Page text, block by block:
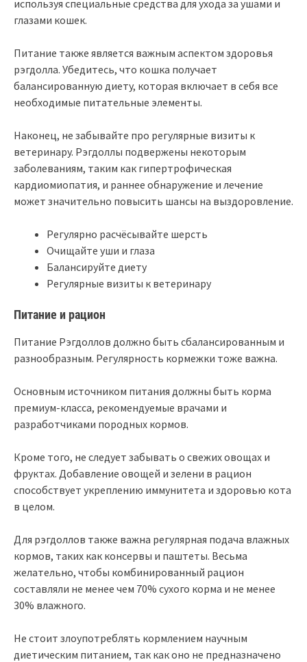
используя специальные средства для ухода за ушами и
глазами кошек.
Питание также является важным аспектом здоровья
рэгдолла. Убедитесь, что кошка получает
балансированную диету, которая включает в себя все
необходимые питательные элементы.
Наконец, не забывайте про регулярные визиты к
ветеринару. Рэгдоллы подвержены некоторым
заболеваниям, таким как гипертрофическая
кардиомиопатия, и раннее обнаружение и лечение
может значительно повысить шансы на выздоровление.
Регулярно расчёсывайте шерсть
Очищайте уши и глаза
Балансируйте диету
Регулярные визиты к ветеринару
Питание и рацион
Питание Рэгдоллов должно быть сбалансированным и
разнообразным. Регулярность кормежки тоже важна.
Основным источником питания должны быть корма
премиум-класса, рекомендуемые врачами и
разработчиками породных кормов.
Кроме того, не следует забывать о свежих овощах и
фруктах. Добавление овощей и зелени в рацион
способствует укреплению иммунитета и здоровью кота
в целом.
Для рэгдоллов также важна регулярная подача влажных
кормов, таких как консервы и паштеты. Весьма
желательно, чтобы комбинированный рацион
составляли не менее чем 70% сухого корма и не менее
30% влажного.
Не стоит злоупотреблять кормлением научным
диетическим питанием, так как оно не предназначено